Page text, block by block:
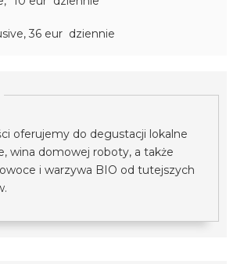
36 eur dziennie
oferujemy do degustacji lokalne
wina domowej roboty, a także
i warzywa BIO od tutejszych